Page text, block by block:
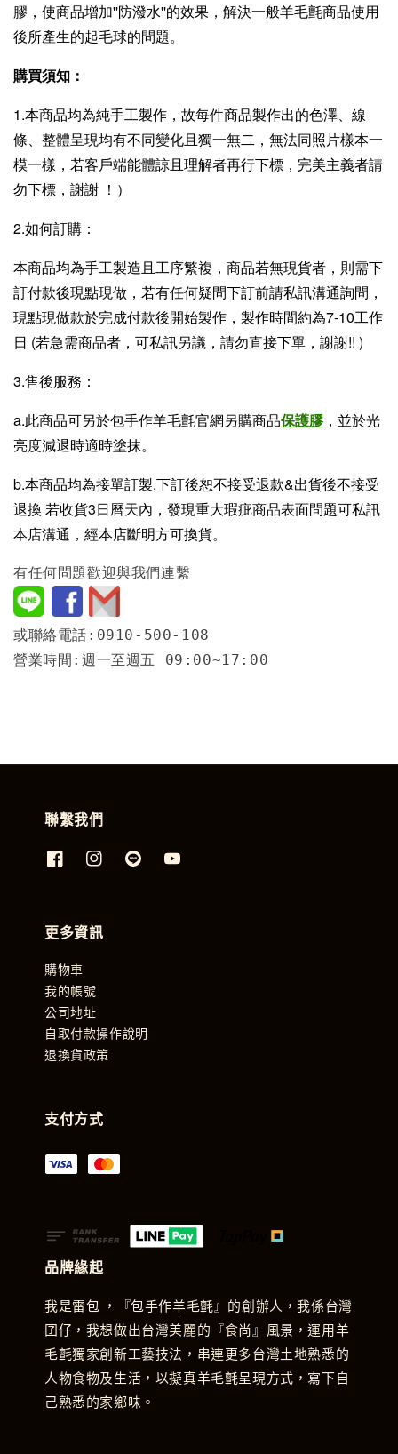
膠，使商品增加''防潑水''的效果，解決一般羊毛氈商品使用
後所產生的起毛球的問題。
購買須知：
1.本商品均為純手工製作，故每件商品製作出的色澤、線
條、整體呈現均有不同變化且獨一無二，無法同照片樣本一
模一樣，若客戶端能體諒且理解者再行下標，完美主義者請
勿下標，謝謝 ！）
2.如何訂購：
本商品均為手工製造且工序繁複，商品若無現貨者，則需下
訂付款後現點現做，若有任何疑問下訂前請私訊溝通詢問，
現點現做款於完成付款後開始製作，製作時間約為7-10工作
日 (若急需商品者，可私訊另議，請勿直接下單，謝謝!! )
3.售後服務：
a.此商品可另於包手作羊毛氈官網另購商品保護膠，並於光
亮度減退時適時塗抹。
b.本商品均為接單訂製,下訂後恕不接受退款&出貨後不接受
退換 若收貨3日曆天內，發現重大瑕疵商品表面問題可私訊
本店溝通，經本店斷明方可換貨。
有任何問題歡迎與我們連繫
或聯絡電話:0910-500-108
營業時間:週一至週五 09:00~17:00
聯繫我們
更多資訊
購物車
我的帳號
公司地址
自取付款操作說明
退換貨政策
支付方式
品牌緣起
我是雷包 ，『包手作羊毛氈』的創辦人，我係台灣
囝仔，我想做出台灣美麗的『食尚』風景，運用羊
毛氈獨家創新工藝技法，串連更多台灣土地熟悉的
人物食物及生活，以擬真羊毛氈呈現方式，寫下自
己熟悉的家鄉味。